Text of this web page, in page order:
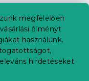
megfelelően
élményt
használunk.
hirdetéseket